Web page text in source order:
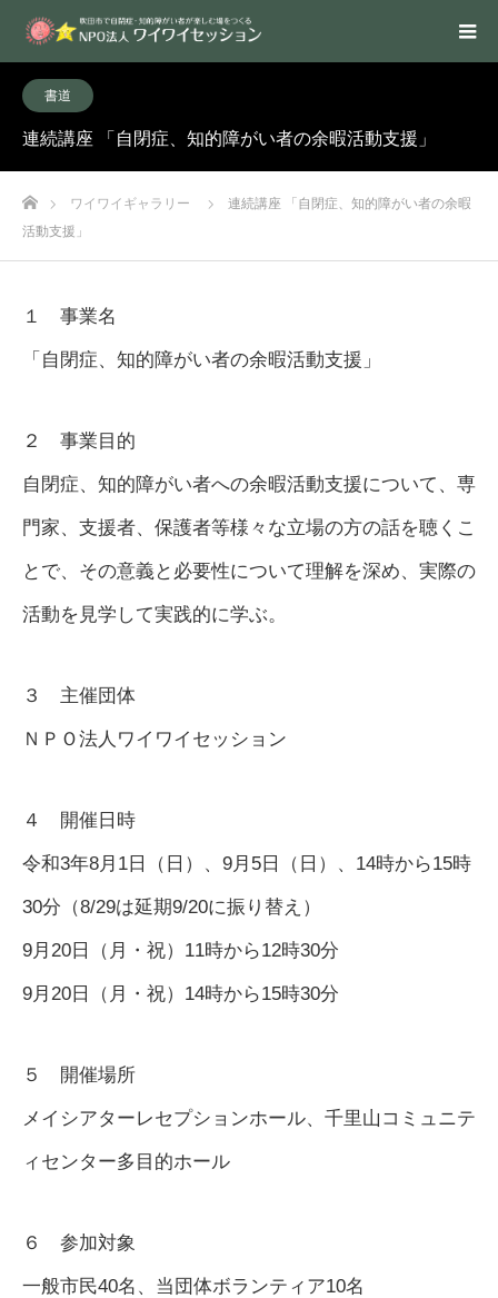
書道
連続講座 「自閉症、知的障がい者の余暇活動支援」
ホームワイワイギャラリー
連続講座 「自閉症、知的障がい者の余暇
活動支援」
１ 事業名
「自閉症、知的障がい者の余暇活動支援」
２ 事業目的
自閉症、知的障がい者への余暇活動支援について、専
門家、支援者、保護者等様々な立場の方の話を聴くこ
とで、その意義と必要性について理解を深め、実際の
活動を見学して実践的に学ぶ。
３ 主催団体
ＮＰＯ法人ワイワイセッション
４ 開催日時
令和3年8月1日（日）、9月5日（日）、14時から15時
30分（8/29は延期9/20に振り替え）
9月20日（月・祝）11時から12時30分
9月20日（月・祝）14時から15時30分
５ 開催場所
メイシアターレセプションホール、千里山コミュニテ
ィセンター多目的ホール
６ 参加対象
一般市民40名、当団体ボランティア10名